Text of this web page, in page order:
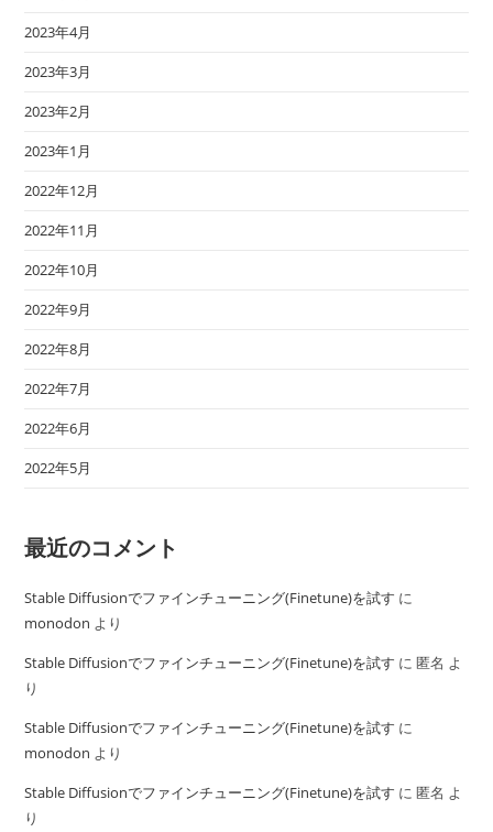
2023年4月
2023年3月
2023年2月
2023年1月
2022年12月
2022年11月
2022年10月
2022年9月
2022年8月
2022年7月
2022年6月
2022年5月
最近のコメント
Stable Diffusionでファインチューニング(Finetune)を試す に
monodon より
Stable Diffusionでファインチューニング(Finetune)を試す に匿名 よ
り
Stable Diffusionでファインチューニング(Finetune)を試す に
monodon より
Stable Diffusionでファインチューニング(Finetune)を試す に匿名 よ
り